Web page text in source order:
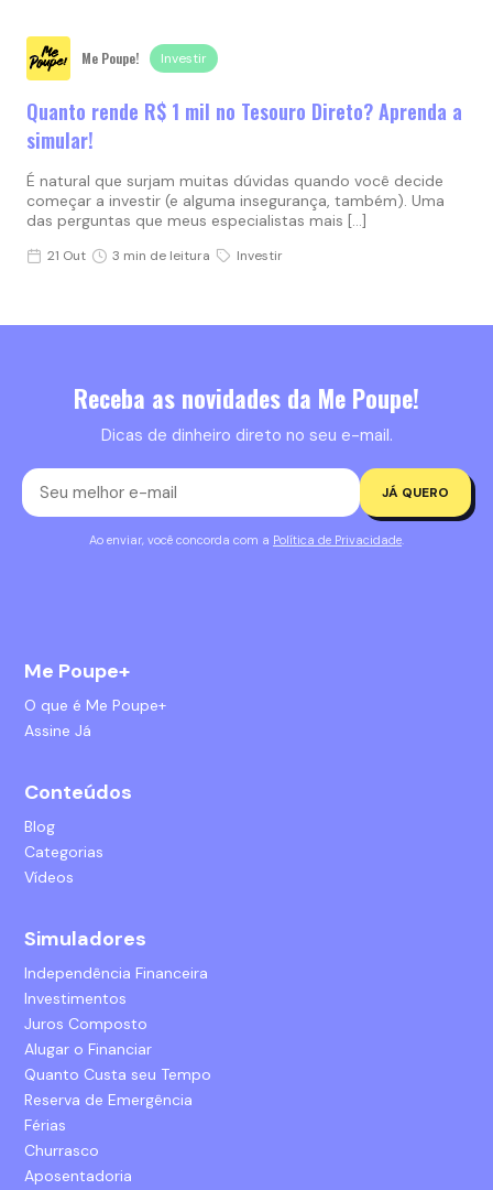
Me Poupe! Investir
Quanto rende R$ 1 mil no Tesouro Direto? Aprenda a
simular!
É natural que surjam muitas dúvidas quando você decide
começar a investir (e alguma insegurança, também). Uma
das perguntas que meus especialistas mais […]
21 Out 3 min de leitura Investir
Receba as novidades da Me Poupe!
Dicas de dinheiro direto no seu e-mail.
JÁ QUERO
Ao enviar, você concorda com a Política de Privacidade
Me Poupe+
O que é Me Poupe+
Assine Já
Conteúdos
Blog
Categorias
Vídeos
Simuladores
Independência Financeira
Investimentos
Juros Composto
Alugar o Financiar
Quanto Custa seu Tempo
Reserva de Emergência
Férias
Churrasco
Aposentadoria